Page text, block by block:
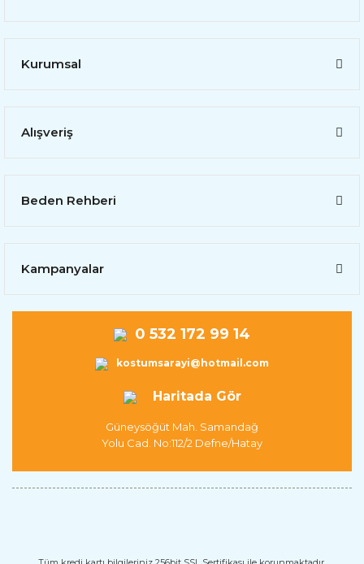
Kurumsal
Alışveriş
Beden Rehberi
Kampanyalar
0 532 172 99 14
kostumsarayi@hotmail.com
Haritada Gör
Güneysöğüt Mah. Samandağ
Yolu Cad. No:112/2 Defne/Hatay